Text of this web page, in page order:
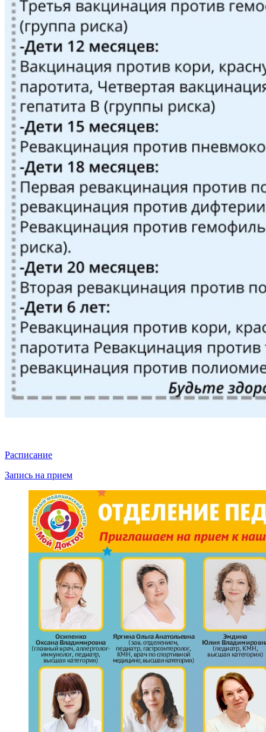
Расписание
Запись на прием